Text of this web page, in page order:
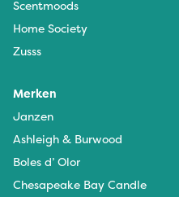
Scentmoods
Home Society
Zusss
Merken
Janzen
Ashleigh & Burwood
Boles d’ Olor
Chesapeake Bay Candle